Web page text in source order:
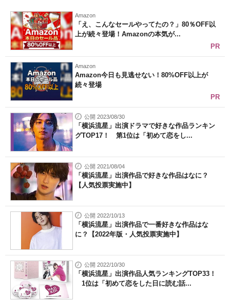
Amazon
「え、こんなセールやってたの？」80％OFF以
上が続々登場！Amazonの本気が...
PR
Amazon
Amazon今日も見逃せない！80%OFF以上が
続々登場
PR
公開 2023/08/30
「横浜流星」出演ドラマで好きな作品ランキン
グTOP17！ 第1位は「初めて恋をし...
公開 2021/08/04
「横浜流星」出演作品で好きな作品はなに？
【人気投票実施中】
公開 2022/10/13
「横浜流星」出演作品で一番好きな作品はな
に？【2022年版・人気投票実施中】
公開 2022/10/30
「横浜流星」出演作品人気ランキングTOP33！
1位は「初めて恋をした日に読む話...